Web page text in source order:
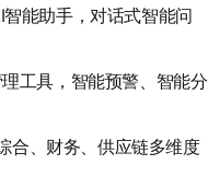
智能助手，对话式智能问
理工具，智能预警、智能分
合、财务、供应链多维度